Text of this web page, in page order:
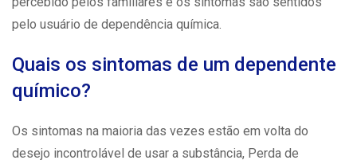
pelo usuário de dependência química.
Quais os sintomas de um dependente
químico?
Os sintomas na maioria das vezes estão em volta do
desejo incontrolável de usar a substância, Perda de